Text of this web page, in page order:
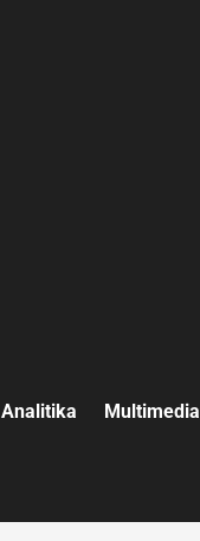
Analitika Multimedia